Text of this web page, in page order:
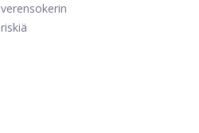
verensokerin
riskiä